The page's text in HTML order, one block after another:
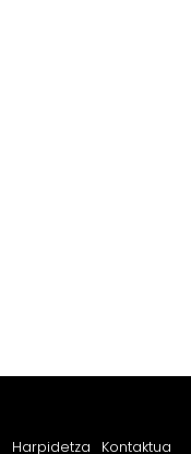
Harpidetza Kontaktua